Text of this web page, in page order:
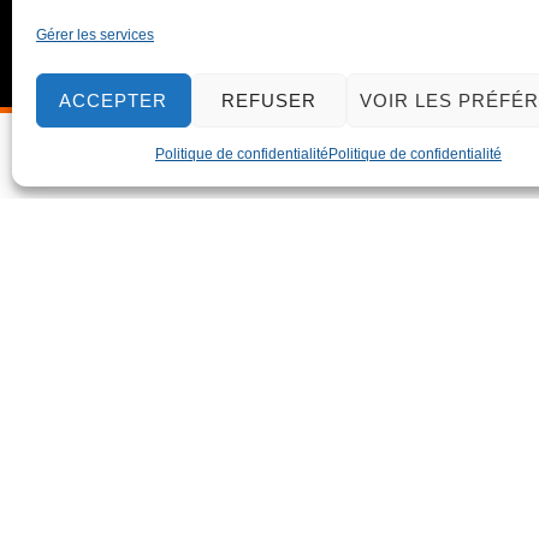
Gérer les services
ACCEPTER REFUSER VOIR LES
Politique de confidentialité Politique de confidentialité